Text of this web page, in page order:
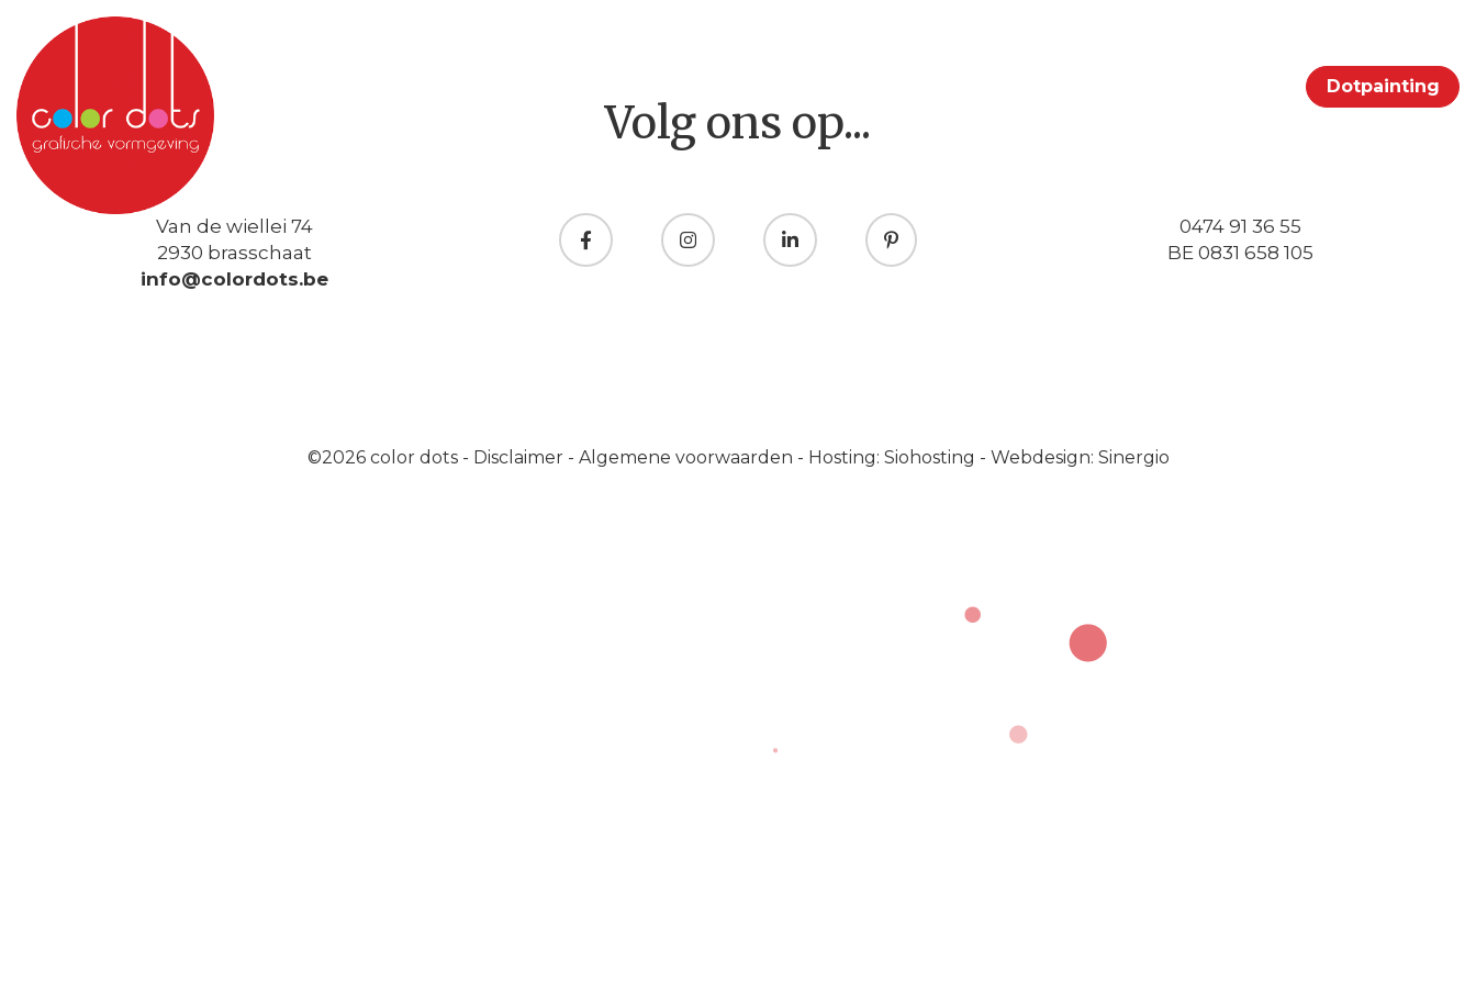
Dotpainting
Volg ons op...
Van de wiellei 74
2930 brasschaat
info@colordots.be
0474 91 36 55
BE 0831 658 105
©2026 color dots - Disclaimer - Algemene voorwaarden - Hosting: Siohosting - Webdesign: Sinergio